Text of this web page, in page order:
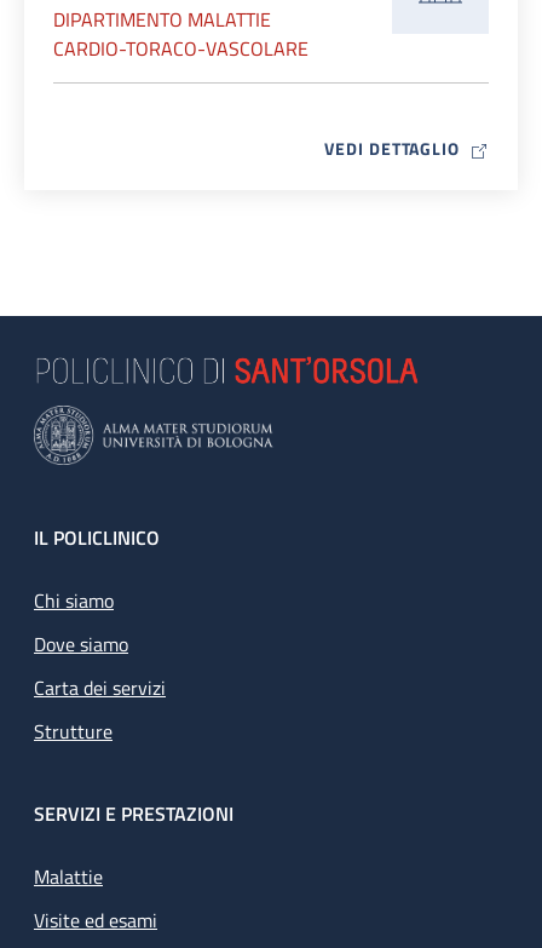
DIPARTIMENTO MALATTIE
CARDIO-TORACO-VASCOLARE
VEDI DETTAGLIO MAP ICON
Footer
IL POLICLINICO
Chi siamo
Dove siamo
Carta dei servizi
Strutture
SERVIZI E PRESTAZIONI
Malattie
Visite ed esami